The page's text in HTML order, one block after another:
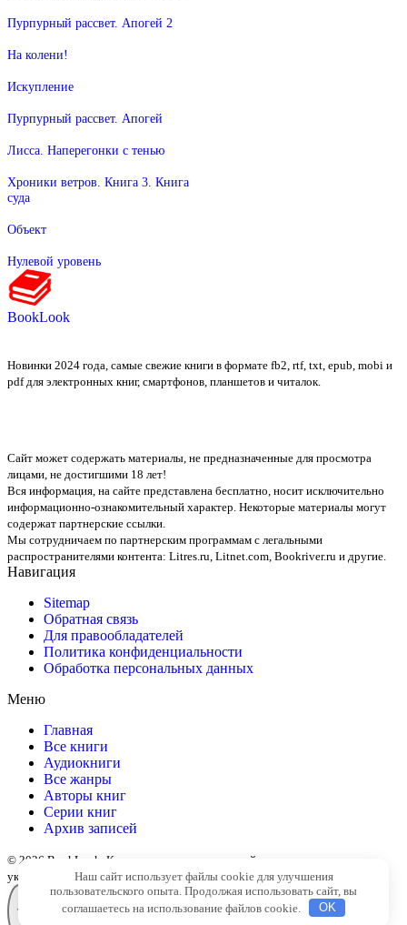
Пурпурный рассвет. Апогей 2
На колени!
Искупление
Пурпурный рассвет. Апогей
Лисса. Наперегонки с тенью
Хроники ветров. Книга 3. Книга
суда
Объект
Нулевой уровень
BookLook
Новинки 2024 года, самые свежие книги в формате fb2, rtf, txt, epub, mobi и
pdf для электронных книг, смартфонов, планшетов и читалок.
Сайт может содержать материалы, не предназначенные для просмотра
лицами, не достигшими 18 лет!
Вся информация, на сайте представлена бесплатно, носит исключительно
информационно-ознакомительный характер. Некоторые материалы могут
содержат партнерские ссылки.
Мы сотрудничаем по партнерским программам с легальными
распространителями контента: Litres.ru, Litnet.com, Bookriver.ru и другие.
Навигация
Sitemap
Обратная связь
Для правообладателей
Политика конфиденциальности
Обработка персональных данных
Меню
Главная
Все книги
Аудиокниги
Все жанры
Авторы книг
Серии книг
Архив записей
© 2026 BookLook. Копирование материалов сайта разрешено только с
указанием активной ссылки на источник
Наш сайт использует файлы cookie для улучшения
пользовательского опыта. Продолжая использовать сайт, вы
соглашаетесь на использование файлов cookie.
OK